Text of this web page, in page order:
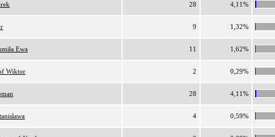
28 4,11%
9 1,32%
Ewa 11 1,62%
Wiktor 2 0,29%
28 4,11%
4 0,59%